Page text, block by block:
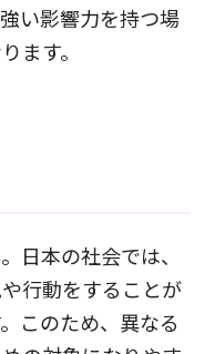
い影響力を持つ場
ます。
日本の社会では、
行動をすることが
このため、異なる